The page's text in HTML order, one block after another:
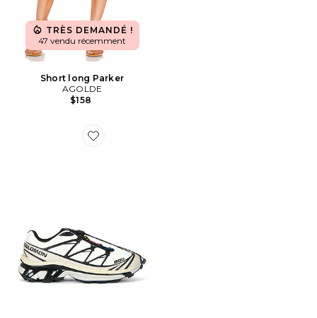
TRÈS DEMANDÉ !
47 vendu récemment
Short long Parker
AGOLDE
$158
Favorite SNEAKERS XT-6